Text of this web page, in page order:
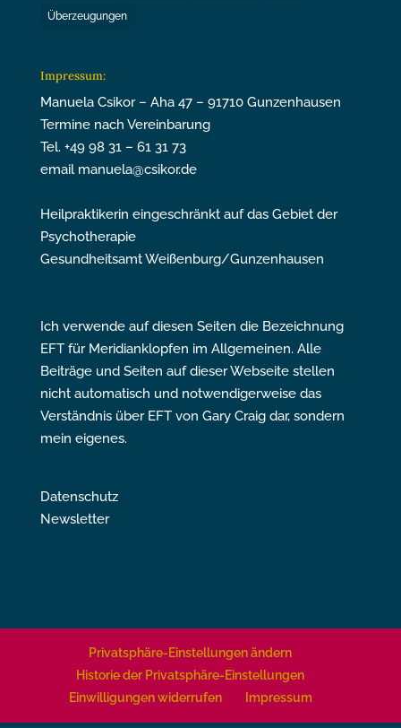
Überzeugungen
Impressum:
Manuela Csikor – Aha 47 – 91710 Gunzenhausen
Termine nach Vereinbarung
Tel. +49 98 31 – 61 31 73
email manuela@csikor.de
Heilpraktikerin eingeschränkt auf das Gebiet der
Psychotherapie
Gesundheitsamt Weißenburg/Gunzenhausen
Ich verwende auf diesen Seiten die Bezeichnung
EFT für Meridianklopfen im Allgemeinen. Alle
Beiträge und Seiten auf dieser Webseite stellen
nicht automatisch und notwendigerweise das
Verständnis über EFT von Gary Craig dar, sondern
mein eigenes.
Datenschutz
Newsletter
Privatsphäre-Einstellungen ändern
Historie der Privatsphäre-Einstellungen
Einwilligungen widerrufen
Impressum